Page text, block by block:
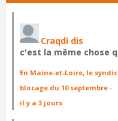
Craqdi dis
c'est la même chose
En Maine-et-Loire, le
blocage du 10 septembre ·
il y a 3 jours